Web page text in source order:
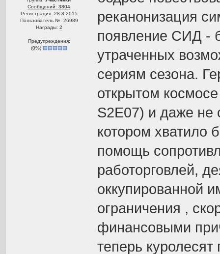
Сообщений: 3804
Регистрация: 28.8.2015
Пользователь №: 26989
Награды: 2
Предупреждения:
(0%)
реканонизация
появление СИД -
утраченных
сериям сезона.
открытом
S2E07) и даже не
котором хватило
помощь
работорговлей,
оккупированной
ограничения ,
финансовыми
теперь